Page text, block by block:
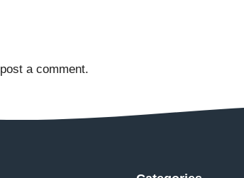
a comment.